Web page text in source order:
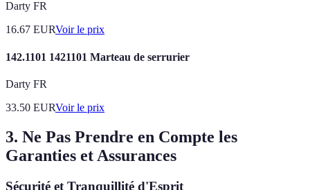
Darty FR
16.67 EURVoir le prix
142.1101 1421101 Marteau de serrurier
Darty FR
33.50 EURVoir le prix
3. Ne Pas Prendre en Compte les
Garanties et Assurances
Sécurité et Tranquillité d'Esprit